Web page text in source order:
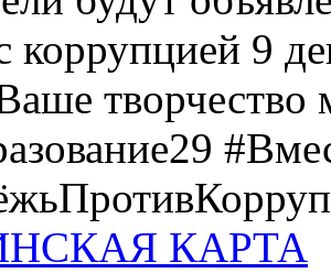
коррупцией 9
творчество
КАРТА